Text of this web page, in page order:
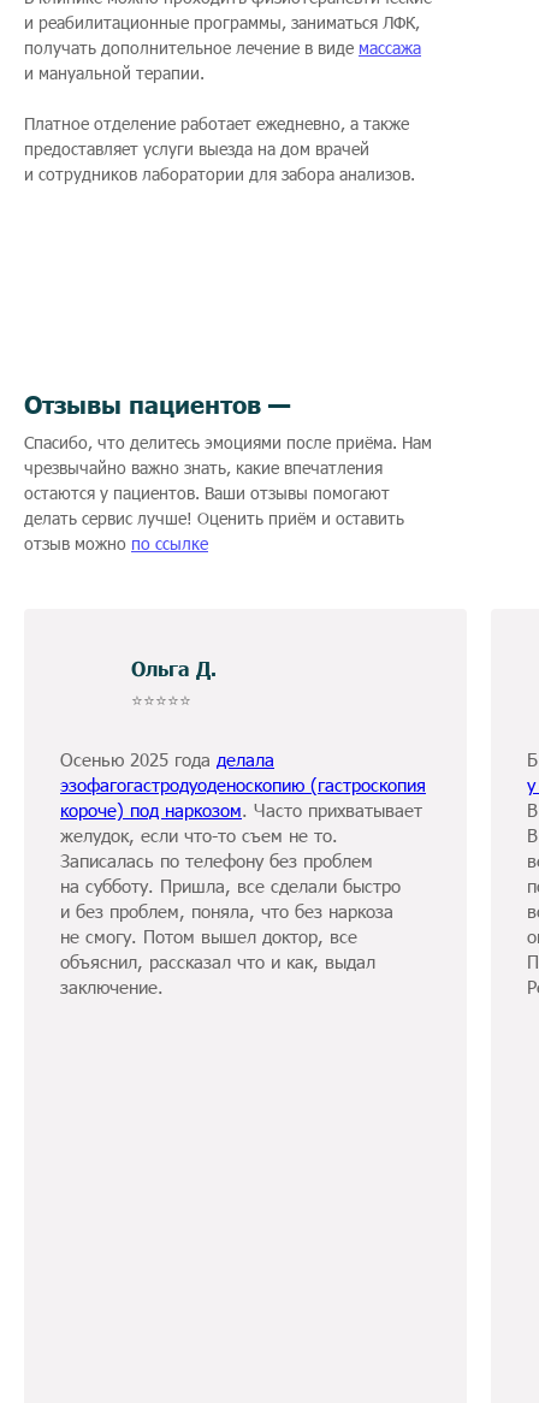
и реабилитационные программы, заниматься ЛФК,
получать дополнительное лечение в виде массажа
и мануальной терапии.
Платное отделение работает ежедневно, а также
предоставляет услуги выезда на дом врачей
и сотрудников лаборатории для забора анализов.
Отзывы пациентов —
Спасибо, что делитесь эмоциями после приёма. Нам
чрезвычайно важно знать, какие впечатления
остаются у пациентов. Ваши отзывы помогают
делать сервис лучше! Оценить приём и оставить
отзыв можно по ссылке
Ольга Д.
⭐️⭐️⭐️⭐️⭐️
Осенью 2025 года делала
эзофагогастродуоденоскопию (гастроскопия
короче) под наркозом. Часто прихватывает
желудок, если что-то съем не то.
Записалась по телефону без проблем
на субботу. Пришла, все сделали быстро
и без проблем, поняла, что без наркоза
не смогу. Потом вышел доктор, все
объяснил, рассказал что и как, выдал
заключение.